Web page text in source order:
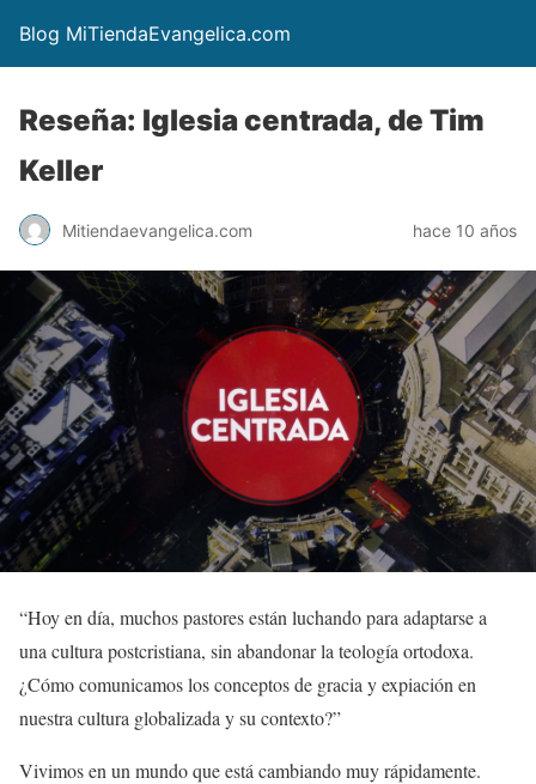
Blog MiTiendaEvangelica.com
Reseña: Iglesia centrada, de Tim
Keller
Mitiendaevangelica.com hace 10 años
“Hoy en día, muchos pastores están luchando para adaptarse a
una cultura postcristiana, sin abandonar la teología ortodoxa.
¿Cómo comunicamos los conceptos de gracia y expiación en
nuestra cultura globalizada y su contexto?”
Vivimos en un mundo que está cambiando muy rápidamente.